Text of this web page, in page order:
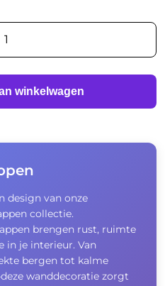
winkelwagen
design van onze
collectie.
brengen rust, ruimte
in je interieur. Van
bergen tot kalme
wanddecoratie zorgt